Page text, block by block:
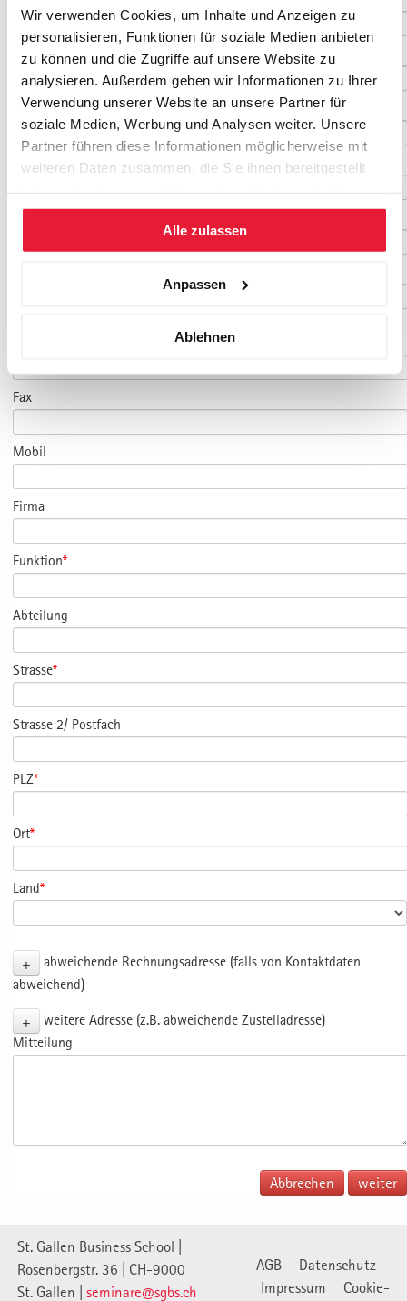
Wir verwenden Cookies, um Inhalte und Anzeigen zu
personalisieren, Funktionen für soziale Medien anbieten
zu können und die Zugriffe auf unsere Website zu
analysieren. Außerdem geben wir Informationen zu Ihrer
Verwendung unserer Website an unsere Partner für
soziale Medien, Werbung und Analysen weiter. Unsere
Partner führen diese Informationen möglicherweise mit
weiteren Daten zusammen, die Sie ihnen bereitgestellt
gesammelt haben.
Alle zulassen
Anpassen
Ablehnen
Vorname*
Nachname*
Geburtsdatum
Fax
Mobil
Firma
Funktion*
Abteilung
Strasse*
Strasse 2/ Postfach
PLZ*
Ort*
Land*
+
abweichende Rechnungsadresse (falls von Kontaktdaten
abweichend)
+
weitere Adresse (z.B. abweichende Zustelladresse)
Mitteilung
Abbrechen
St. Gallen Business School |
Rosenbergstr. 36 | CH-9000
St. Gallen | seminare@sgbs.ch
AGB
Datenschutz
Impressum
Cookie-